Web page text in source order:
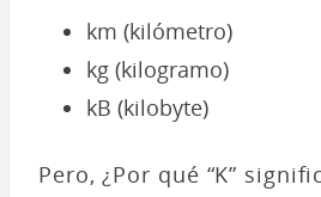
km (kilómetro)
kg (kilogramo)
kB (kilobyte)
Pero, ¿Por qué “K”